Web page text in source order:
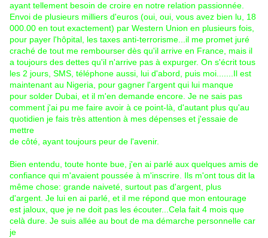
ayant tellement besoin de croire en notre relation passionnée.
Envoi de plusieurs milliers d'euros (oui, oui, vous avez bien lu, 18
000.00 en tout exactement) par Western Union en plusieurs fois,
pour payer l'hôpital, les taxes anti-terrorisme...il me promet juré
craché de tout me rembourser dès qu'il arrive en France, mais il
a toujours des dettes qu'il n'arrive pas à expurger. On s'écrit tous
les 2 jours, SMS, téléphone aussi, lui d'abord, puis moi.......Il est
maintenant au Nigeria, pour gagner l'argent qui lui manque
pour solder Dubai, et il m'en demande encore. Je ne sais pas
comment j'ai pu me faire avoir à ce point-là, d'autant plus qu'au
quotidien je fais très attention à mes dépenses et j'essaie de
mettre
de côté, ayant toujours peur de l'avenir.
Bien entendu, toute honte bue, j'en ai parlé aux quelques amis de
confiance qui m'avaient poussée à m'inscrire. Ils m'ont tous dit la
même chose: grande naiveté, surtout pas d'argent, plus
d'argent. Je lui en ai parlé, et il me répond que mon entourage
est jaloux, que je ne doit pas les écouter...Cela fait 4 mois que
celà dure. Je suis allée au bout de ma démarche personnelle car
je